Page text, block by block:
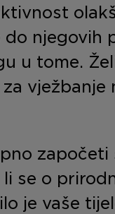
njegovih
u tome.
vježbanje
li se o
je vaše